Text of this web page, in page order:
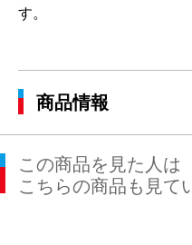
す。
商品情報
この商品を見た人は
こちらの商品も見て